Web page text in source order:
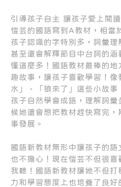
引導孩子自主 讓孩子愛上閱讀
愷芸的國語寫到A教材，相當
孩子認識的字特別多，詞彙理
甚至還會解釋節目中台詞的涵
懂這麼多！國語教材最棒的地
趣故事，讓孩子喜歡學習！像
水」、「狼來了」這些小故事
孩子自然學會成語，理解詞彙
候她還會想把教材趕快寫完，
事發展。
國語新教材無形中讓孩子的語
也不擔心！現在愷芸不但很喜
我聽！國語新教材讓她不但打
力和學習態度上也培養了良好